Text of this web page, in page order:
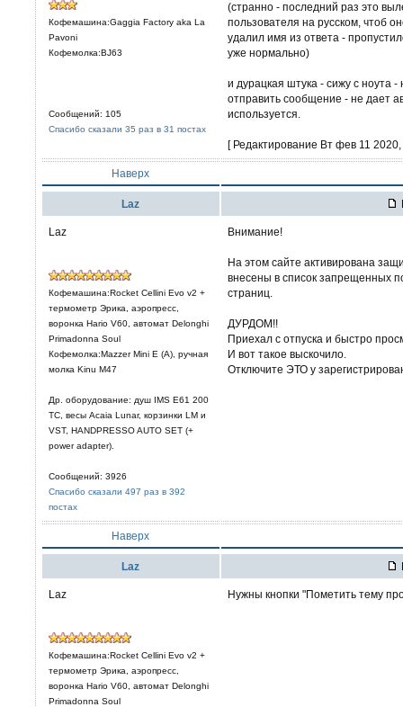
Кофемашина:Gaggia Factory aka La
Pavoni
Кофемолка:BJ63
Сообщений: 105
Спасибо сказали 35 раз в 31 постах
(странно - последний раз это
пользователя на русском, чтоб
удалил имя из ответа -
уже нормально)
и дурацкая штука - сижу с ноута
отправить сообщение - не дает
используется.
[ Редактирование Вт фев 11
Наверх
Laz
Laz
Кофемашина:Rocket Cellini Evo v2 +
термометр Эрика, аэропресс,
воронка Hario V60, автомат Delonghi
Primadonna Soul
Кофемолка:Mazzer Mini E (A), ручная
молка Kinu M47
Др. оборудование: душ IMS E61 200
TC, весы Acaia Lunar, корзинки LM и
VST, HANDPRESSO AUTO SET (+
power adapter).
Сообщений: 3926
Спасибо сказали 497 раз в 392
постах
Внимание!
На этом сайте активирована
внесены в список запрещенных
страниц.
ДУРДОМ!!
Приехал с отпуска и быстро
И вот такое выскочило.
Отключите ЭТО у
Наверх
Laz
Laz
Кофемашина:Rocket Cellini Evo v2 +
термометр Эрика, аэропресс,
воронка Hario V60, автомат Delonghi
Primadonna Soul
Нужны кнопки "Пометить тему